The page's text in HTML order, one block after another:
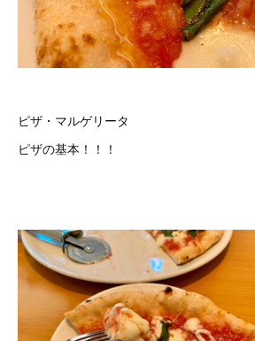
ピザ・マルゲリータ
ピザの基本！！！